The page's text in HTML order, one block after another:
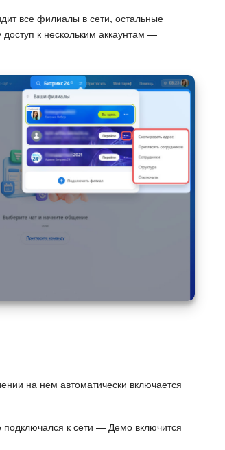
все филиалы в сети, остальные
к нескольким аккаунтам —
на нем автоматически включается
к сети — Демо включится